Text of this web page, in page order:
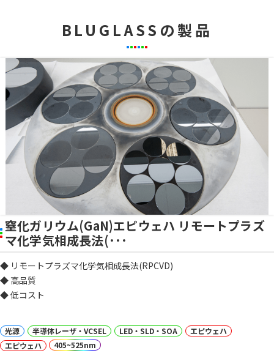
BLUGLASSの製品
窒化ガリウム(GaN)エピウェハ リモートプラズ
マ化学気相成長法(･･･
◆ リモートプラズマ化学気相成長法(RPCVD)
◆ 高品質
◆ 低コスト
光源 半導体レーザ・VCSEL LED・SLD・SOA
エピウェハ
エピウェハ
405~525nm